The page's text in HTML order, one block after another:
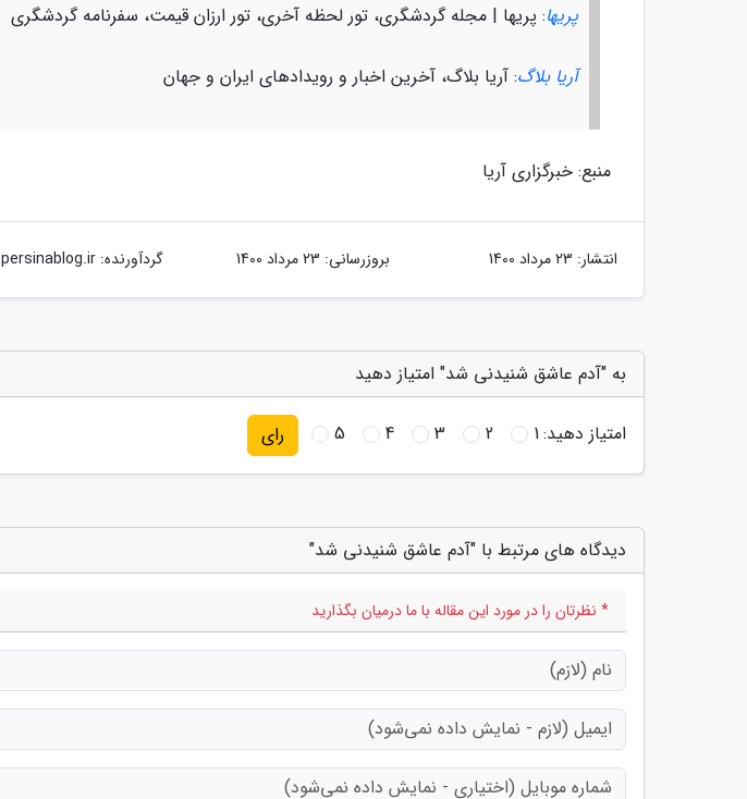
پریها: پریها | مجله گردشگری، تور لحظه آخری، تور ارزان قیمت، سفرنامه گردشگری
آریا بلاگ: آریا بلاگ، آخرین اخبار و رویدادهای ایران و جهان
منبع: خبرگزاری آریا
انتشار: 23 مرداد 1400 بروزرسانی: 23 مرداد 1400 گردآورنده:persinablog.ir
به "آدم عاشق شنیدنی شد" امتیاز دهید
امتیاز دهید:1
2
3
4
5 رای
دیدگاه های مرتبط با "آدم عاشق شنیدنی شد"
* نظرتان را در مورد این مقاله با ما درمیان بگذارید